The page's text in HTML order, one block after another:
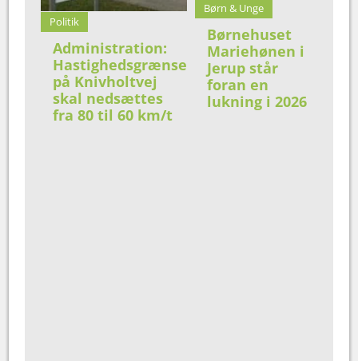
Politik
Administration:
Hastighedsgrænse
på Knivholtvej
skal nedsættes
fra 80 til 60 km/t
Børn & Unge
Børnehuset
Mariehønen i
Jerup står
foran en
lukning i 2026